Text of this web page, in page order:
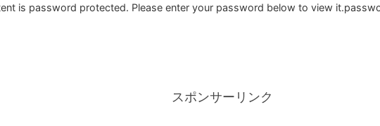
is password protected. Please enter your password below to view
スポンサーリンク